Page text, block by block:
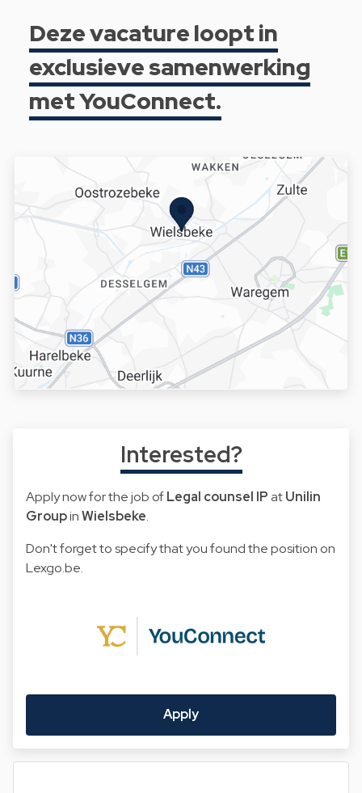
Deze vacature loopt in
exclusieve samenwerking
met YouConnect.
Interested?
Apply now for the job ofLegal counsel IP atUnilin
GroupinWielsbeke.
Don't forget to specify that you found the position on
Lexgo.be.
Apply